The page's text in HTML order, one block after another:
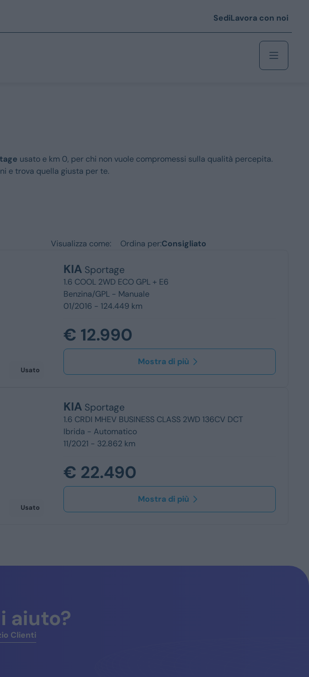
SediLavora con noi
Tra i € 25.000 e i € 35.000
Veicoli commerciali
Coupé/cabrio
usato e km 0, per chi non vuole compromessi sulla qualità percepita.
e trova quella giusta per te.
Visualizza come: Ordina per:
Usato
KIA Sportage
1.6 COOL 2WD ECO GPL + E6
Benzina/GPL - Manuale
01/2016 - 124.449 km
€ 12.990
Mostra di più
Usato
KIA Sportage
1.6 CRDI MHEV BUSINESS CLASS 2WD 136CV DCT
Ibrida - Automatico
11/2021 - 32.862 km
€ 22.490
Mostra di più
aiuto?
Clienti